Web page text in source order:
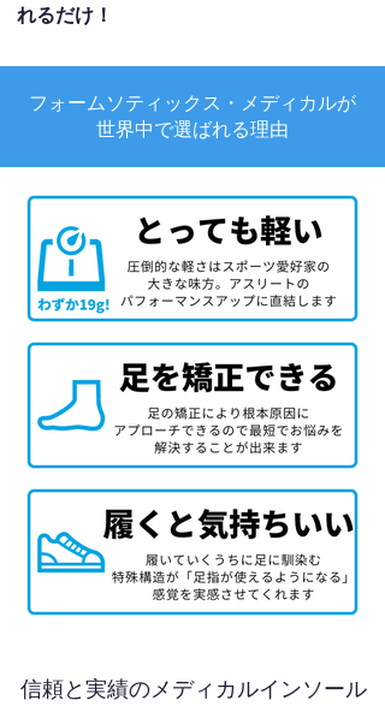
れるだけ！
フォームソティックス・メディカルが
世界中で選ばれる理由
信頼と実績のメディカルインソール